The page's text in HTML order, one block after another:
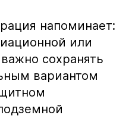
напоминает:
или
сохранять
вариантом